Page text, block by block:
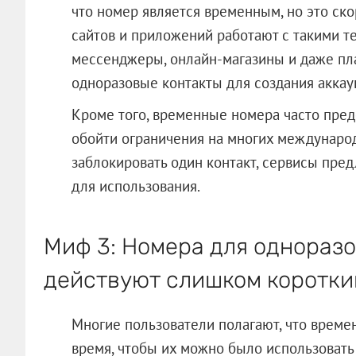
что номер является временным, но это
сайтов и приложений работают с такими
мессенджеры, онлайн-магазины и даже
одноразовые контакты для создания
Кроме того, временные номера часто
обойти ограничения на многих
заблокировать один контакт, сервисы
для использования.
Миф 3: Номера для
действуют слишком
Многие пользователи полагают, что
время, чтобы их можно было